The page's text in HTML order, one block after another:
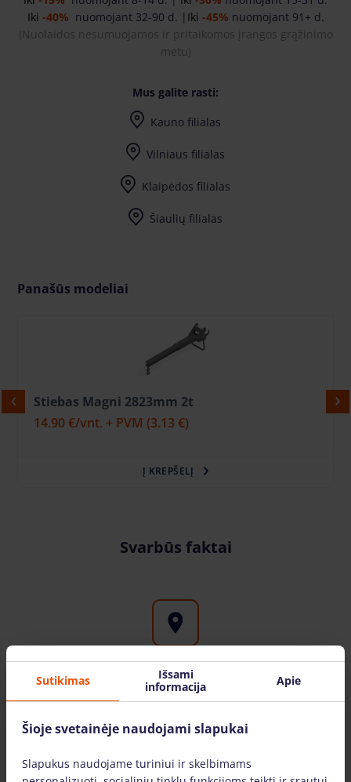
Iki -40% nuomojant 32-90 d. | Iki -45% nuomojant 91+ d.
( Nuolaidos nesumuojamos ir pritaikomos įrangos grąžinimo
metu)
Mus galite rasti:
Kauno filialas
Vilniaus filialas
Klaipėdos filialas
Šiaulių filialas
Panašūs modeliai
Stiebas Magni 2823mm 2t
14.90 €/vnt. + PVM (3.13 €)
Į KREPŠELĮ
Svarbūs faktai
Aukštuminės įrangos nuoma visoje Lietuvoje
Lietuvos miestuose: Vilniuje, Kaune, Klaipėdoje,
Lietuvoje.
Sutikimas
Išsami
informacija
Apie
Šioje svetainėje naudojami slapukai
Slapukus naudojame turiniui ir skelbimams